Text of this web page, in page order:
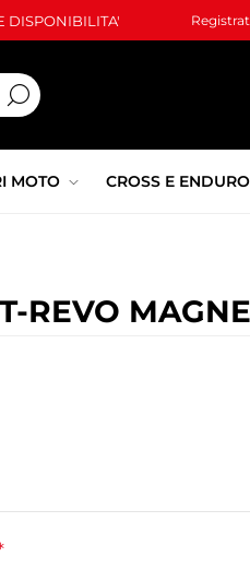
DISPONIBILITA'
MOTO CROSS E ENDURO
REVO